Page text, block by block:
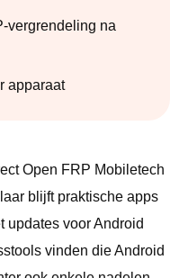
vergrendeling na
apparaat
Open FRP Mobiletech
blijft praktische apps
updates voor Android
vinden die Android